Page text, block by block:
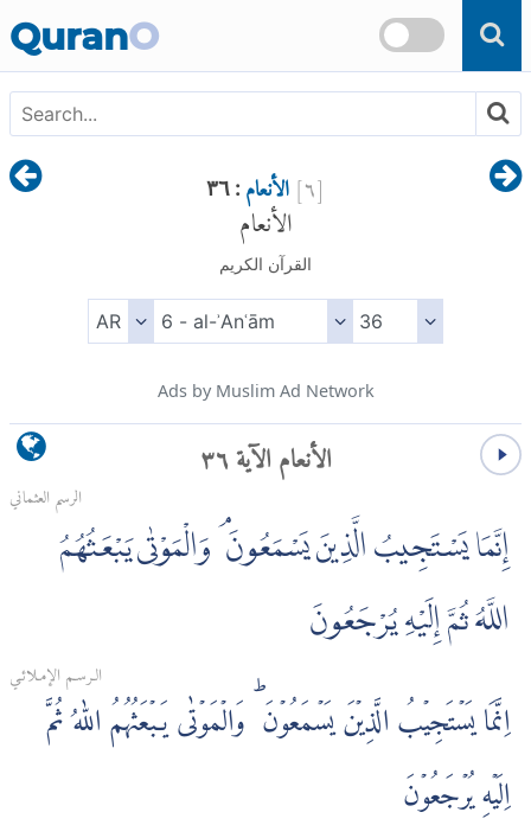
Skip to main content
QuranO
[٦]الأنعام : ٣٦الأنعام
القرآن الكريم
Ads by Muslim Ad Network
الأنعام الآية ٣٦
الرسم العثماني
إِنَّمَا يَسْتَجِيبُ الَّذِينَ يَسْمَعُونَ ۘ وَالْمَوْتٰى يَبْعَثُهُمُ
اللَّهُ ثُمَّ إِلَيْهِ يُرْجَعُونَ
الـرسـم الإمـلائـي
اِنَّمَا يَسۡتَجِيۡبُ الَّذِيۡنَ يَسۡمَعُوۡنَ‌ ؕ وَالۡمَوۡتٰى يَـبۡعَثُهُمُ اللّٰهُ ثُمَّ
اِلَيۡهِ يُرۡجَعُوۡنَ